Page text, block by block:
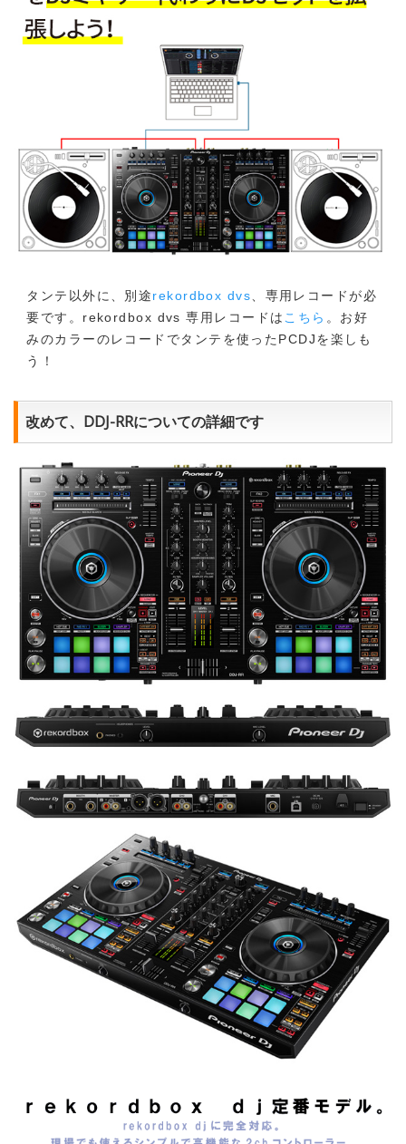
タンテ以外に、別途rekordbox dvs、専用レコードが必
要です。rekordbox dvs 専用レコードはこちら 。お好
みのカラーのレコードでタンテを使ったPCDJを楽しも
う！
改めて、DDJ-RRについての詳細です